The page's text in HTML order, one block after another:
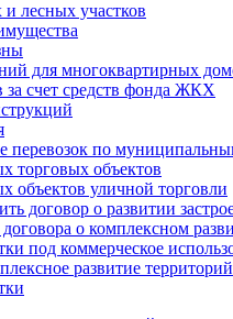
лесных участков
для многоквартирных
счет средств фонда ЖКХ
перевозок по
торговых объектов
объектов уличной торговли
договор о развитии
о комплексном
под коммерческое
развитие территорий